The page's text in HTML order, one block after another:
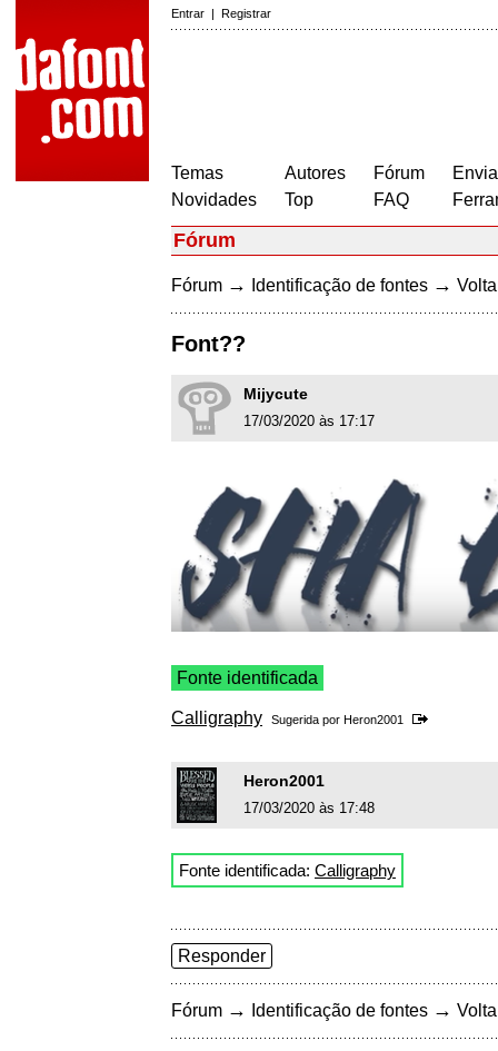
Entrar | Registrar
Temas
Novidades
Autores
Top
Fórum
FAQ
Fórum
Fórum → Identificação de fontes →
Font??
Mijycute
17/03/2020 às 17:17
Fonte identificada
Calligraphy Sugerida por Heron2001
Heron2001
17/03/2020 às 17:48
Fonte identificada: Calligraphy
Responder
Fórum → Identificação de fontes →